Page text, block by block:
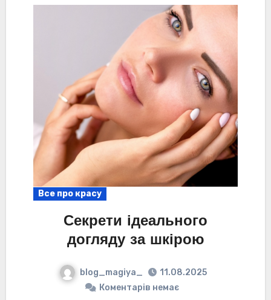
Все про красу
Секрети ідеального
догляду за шкірою
blog_magiya_
11.08.2025
Коментарів немає